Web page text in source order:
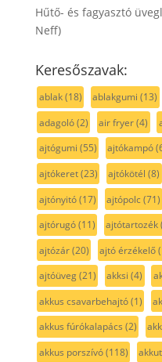
Hűtő- és fagyasztó
Neff)
Keresőszavak:
ablak(18) ablakgumi (13)
adagoló(2) air fryer(4)
ajtógumi (55) ajtókampó
ajtókeret(23) ajtókötél (8)
ajtónyitó(17) ajtópolc(71)
ajtórugó(11) ajtótartozék
ajtózár(20) ajtó érzékelő
ajtóüveg(21) akksi (4)
akkus csavarbehajtó(1)
akkus fúrókalapács (2)
akkus porszívó(118)